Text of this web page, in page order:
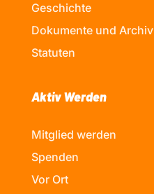
Geschichte
Dokumente und Archiv
Statuten
Aktiv Werden
Mitglied werden
Spenden
Vor Ort